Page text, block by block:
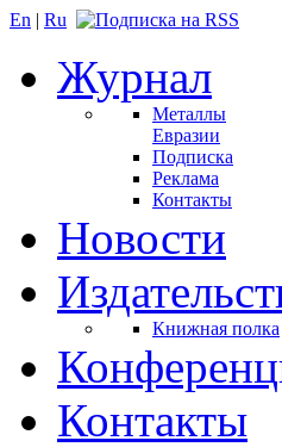
En | Ru
Журнал
Металлы
Евразии
Подписка
Реклама
Контакты
Новости
Книжная полка
Контакты